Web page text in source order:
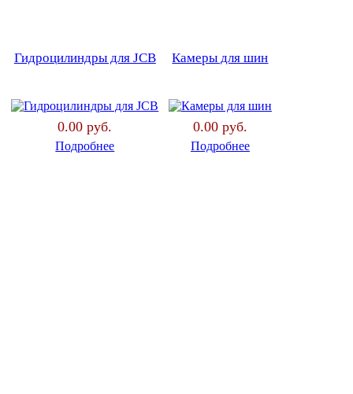
Гидроцилиндры для JCB
0.00 руб.
Подробнее
Камеры для шин
0.00 руб.
Подробнее